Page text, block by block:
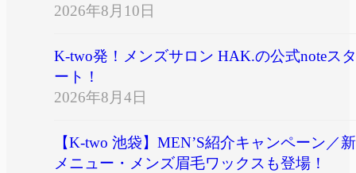
2026年8月10日
K-two発！メンズサロン HAK.の公式noteスタ
ート！
2026年8月4日
【K-two 池袋】MEN’S紹介キャンペーン／新
メニュー・メンズ眉毛ワックスも登場！